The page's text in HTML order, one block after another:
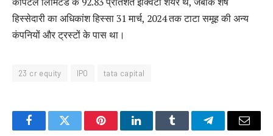
हिस्सेदारी का अधिकांश हिस्सा 31 मार्च, 2024 तक टाटा समूह की अन्य
कंपनियों और ट्रस्टों के पास था।
23 cr equity IPO tata capital
FacebookTwitter PinterestLinkedInTumblr TelegramEmail